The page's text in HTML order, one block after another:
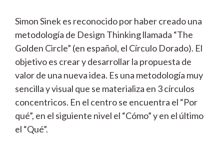
Simon Sinek es reconocido por haber creado una
metodología de Design Thinking llamada “The
Golden Circle” (en español, el Círculo Dorado). El
objetivo es crear y desarrollar la propuesta de
valor de una nueva idea. Es una metodología muy
sencilla y visual que se materializa en 3 círculos
concentricos. En el centro se encuentra el “Por
qué”, en el siguiente nivel el “Cómo” y en el último
el “Qué”.